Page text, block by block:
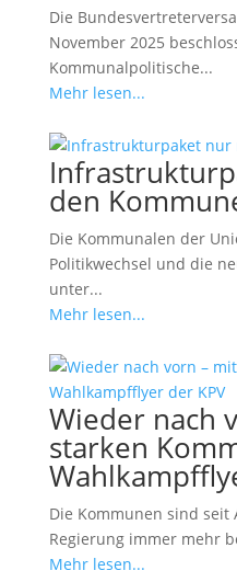
Die
November 2025
Kommunalpolitische...
Mehr lesen...
den
Die Kommunalen der
Politikwechsel und die
unter...
Mehr lesen...
Wieder nach
starken
Die Kommunen sind
Regierung immer mehr
Mehr lesen...